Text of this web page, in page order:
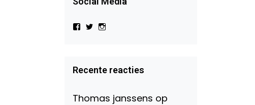
Bekijk
Beauty-
147775071915783/?
Facebook
Bekijk
op
Twitter
op
Instagram
Recente reacties
Thomas janssens op